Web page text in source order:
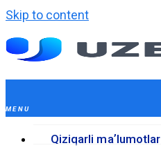
Skip to content
Qiziqarli maʼlumotlar